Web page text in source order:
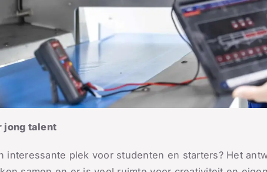
jong talent
interessante plek voor studenten en starters? Het